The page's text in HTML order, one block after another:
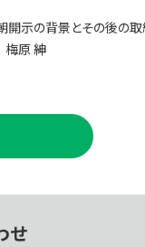
示の背景とその後の取
梅原 紳
せ